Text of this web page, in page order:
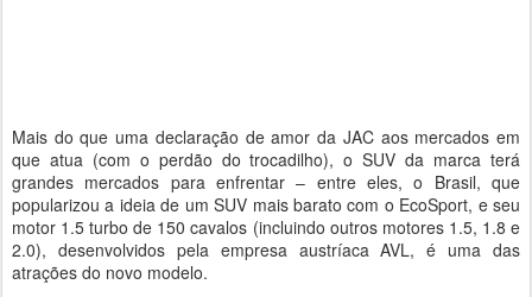
Mais do que uma declaração de amor da JAC aos mercados em
que atua (com o perdão do trocadilho), o SUV da marca terá
grandes mercados para enfrentar – entre eles, o Brasil, que
popularizou a ideia de um SUV mais barato com o EcoSport, e seu
motor 1.5 turbo de 150 cavalos (incluindo outros motores 1.5, 1.8 e
2.0), desenvolvidos pela empresa austríaca AVL, é uma das
atrações do novo modelo.